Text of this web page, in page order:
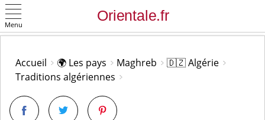
Menu
Accueil 🌍 Les pays Maghreb
🇩🇿 Algérie
Traditions algériennes